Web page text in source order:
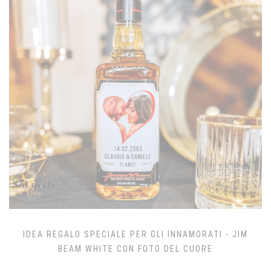
IDEA REGALO SPECIALE PER GLI INNAMORATI - JIM
BEAM WHITE CON FOTO DEL CUORE